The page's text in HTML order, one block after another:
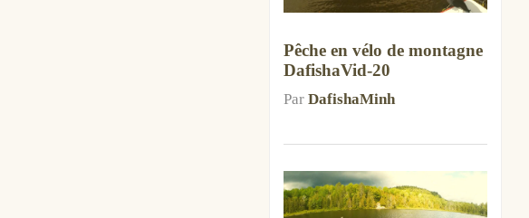
Pêche en vélo de montagne
DafishaVid-20
ParDafishaMinh